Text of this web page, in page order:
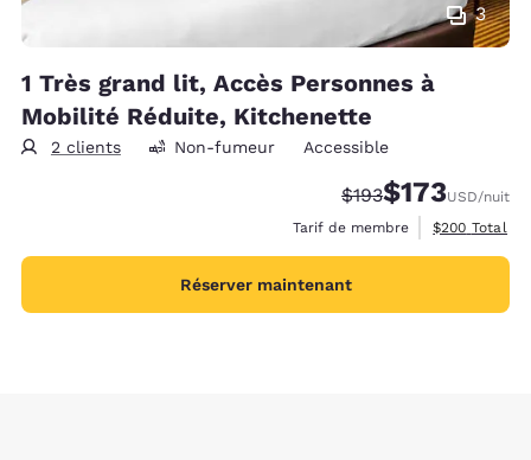
3
1 Très grand lit, Accès Personnes à
Mobilité Réduite, Kitchenette
2 clients Non-fumeur Accessible
Tarif barré :
$193Tarif réduit :
$173USD/nuit
Tarif de membre
Afficher les
$200 Total
Réserver maintenant